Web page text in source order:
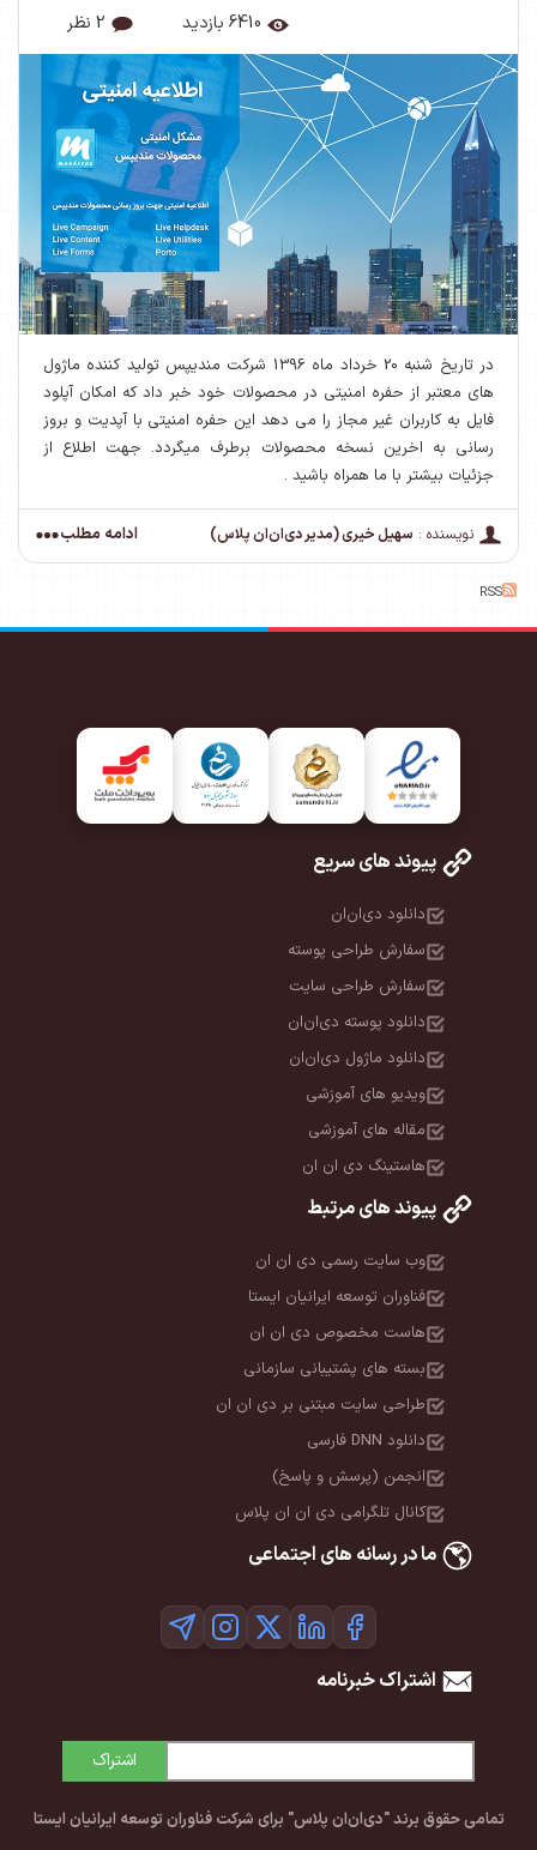
در تاریخ شنبه 20 خرداد ماه 1396 شرکت مندیپس تولید کننده ماژول
های معتبر از حفره امنیتی در محصولات خود خبر داد که امکان آپلود
فایل به کاربران غیر مجاز را می دهد این حفره امنیتی با آپدیت و بروز
رسانی به اخرین نسخه محصولات برطرف میگردد. جهت اطلاع از
جزئیات بیشتر با ما همراه باشید .
نویسنده : سهیل خیری (مدیر دی‌ان‌ان پلاس) ادامه مطلب
RSS
پیوند های سریع
دانلود دی‌ان‌ان
سفارش طراحی پوسته
سفارش طراحی سایت
دانلود پوسته دی‌ان‌ان
دانلود ماژول دی‌ان‌ان
ویدیو های آموزشی
مقاله های آموزشی
هاستینگ دی ان ان
پیوند های مرتبط
وب سایت رسمی دی ان ان
فناوران توسعه ایرانیان ایستا
هاست مخصوص دی ان ان
بسته های پشتیبانی سازمانی
طراحی سایت مبتنی بر دی ان ان
دانلود DNN فارسی
انجمن (پرسش و پاسخ)
کانال تلگرامی دی ان ان پلاس
ما در رسانه های اجتماعی
اشتراک خبرنامه
اشتراک
تمامی حقوق برند "دی‌ان‌ان پلاس" برای شرکت فناوران توسعه ایرانیان ایستا